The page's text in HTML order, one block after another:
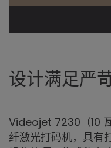
设计满足严
Videojet 7230（10
纤激光打码机，具有